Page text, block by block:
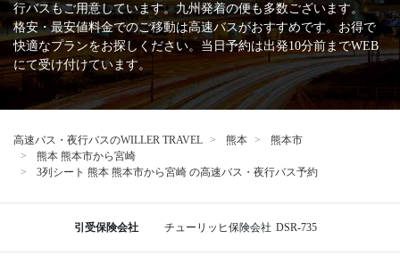
行バスもご用意しています。九州発着の便も多数ございます。
格安・最安値料金でのご移動は高速バスがおすすめです。お得で
快適なプランをお探しください。当日予約は出発10分前までWEB
にて受け付けています。
高速バス・夜行バスのWILLER TRAVEL 熊本
熊本市
熊本 熊本市から宮崎
3列シート 熊本 熊本市から宮崎 の高速バス・夜行バス予約
引受保険会社 チューリッヒ保険会社 DSR-735